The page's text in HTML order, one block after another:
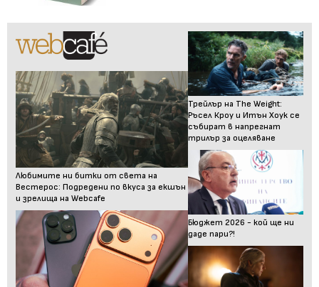
Любимите ни битки от света на
Вестерос: Подредени по вкуса за екшън
и зрелища на Webcafe
Трейлър на The Weight:
Ръсел Кроу и Итън Хоук се
събират в напрегнат
трилър за оцеляване
Бюджет 2026 - кой ще ни
даде пари?!